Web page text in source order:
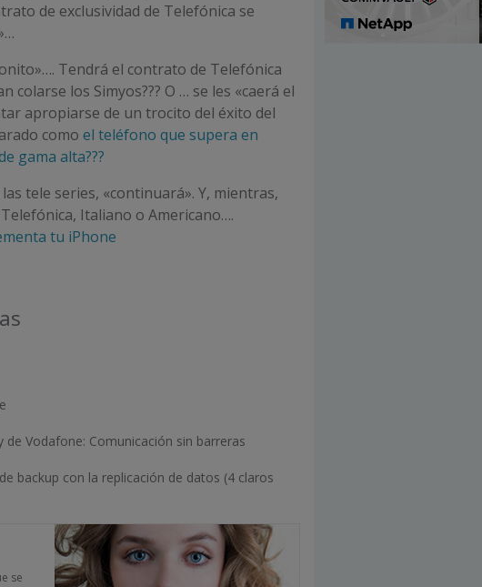
de exclusividad de Telefónica se
Tendrá el contrato de Telefónica
colarse los Simyos??? O … se les «caerá el
apropiarse de un trocito del éxito del
como el teléfono que supera en
gama alta???
tele series, «continuará». Y, mientras,
Italiano o Americano….
tu iPhone
de Vodafone: Comunicación sin barreras
backup con la replicación de datos (4 claros
se